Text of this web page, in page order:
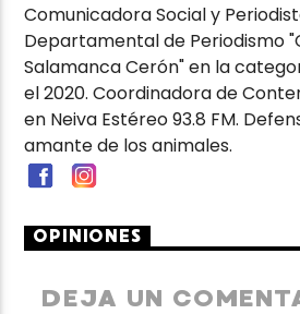
Comunicadora Social y
Departamental de Periodismo
Salamanca Cerón" en la
el 2020. Coordinadora de
en Neiva Estéreo 93.8 FM.
amante de los animales.
OPINIONES
DEJA UN